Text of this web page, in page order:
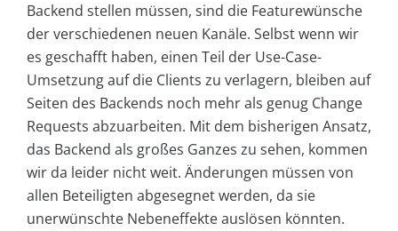
Backend stellen müssen, sind die Featurewünsche
der verschiedenen neuen Kanäle. Selbst wenn wir
es geschafft haben, einen Teil der Use-Case-
Umsetzung auf die Clients zu verlagern, bleiben auf
Seiten des Backends noch mehr als genug Change
Requests abzuarbeiten. Mit dem bisherigen Ansatz,
das Backend als großes Ganzes zu sehen, kommen
wir da leider nicht weit. Änderungen müssen von
allen Beteiligten abgesegnet werden, da sie
unerwünschte Nebeneffekte auslösen könnten.